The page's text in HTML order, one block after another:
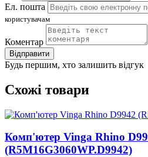
Ел. пошта
користувачам
Коментар
Відправити
Будь першим, хто залишить відгук
Схожі товари
Комп'ютер Vinga Rhino
(R5M16G3060WP.D9942)